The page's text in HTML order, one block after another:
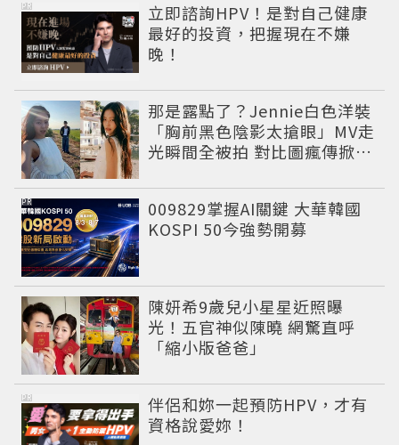
立即諮詢HPV！是對自己健康
最好的投資，把握現在不嫌
晚！
PR
那是露點了？Jennie白色洋裝
「胸前黑色陰影太搶眼」MV走
光瞬間全被拍 對比圖瘋傳掀論
009829掌握AI關鍵 大華韓國
KOSPI 50今強勢開募
PR
陳妍希9歲兒小星星近照曝
光！五官神似陳曉 網驚直呼
「縮小版爸爸」
伴侶和妳一起預防HPV，才有
資格說愛妳！
PR